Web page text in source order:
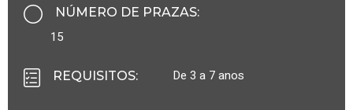
NÚMERO DE PRAZAS:
15
REQUISITOS: De 3 a 7 anos